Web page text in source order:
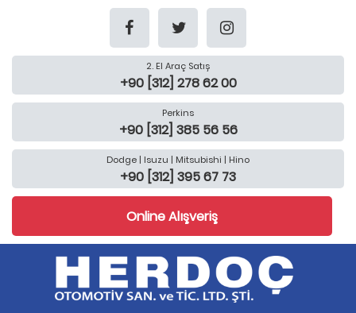
2. El Araç Satış
+90 [312] 278 62 00
Perkins
+90 [312] 385 56 56
Dodge | Isuzu | Mitsubishi | Hino
+90 [312] 395 67 73
Online Alışveriş